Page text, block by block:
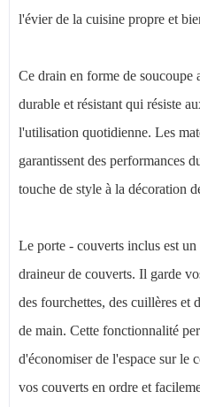
l'évier de la cuisine propre et
Ce drain en forme de soucoupe
durable et résistant qui résiste
l'utilisation quotidienne. Les
garantissent des performances
touche de style à la décoration
Le porte - couverts inclus est
draineur de couverts. Il garde
des fourchettes, des cuillères et
de main. Cette fonctionnalité
d'économiser de l'espace sur le
vos couverts en ordre et